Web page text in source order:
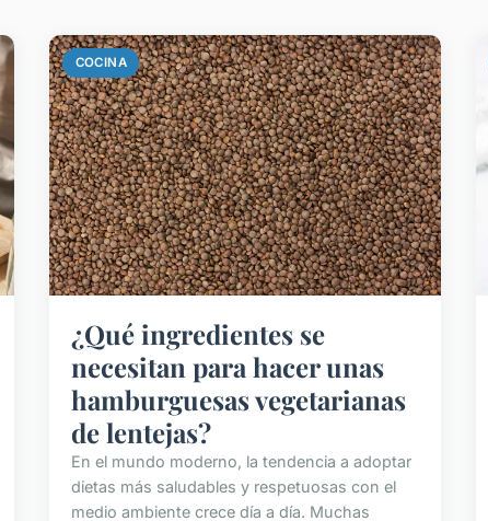
COCINA
¿Qué ingredientes se
necesitan para hacer unas
hamburguesas vegetarianas
de lentejas?
En el mundo moderno, la tendencia a adoptar
dietas más saludables y respetuosas con el
medio ambiente crece día a día. Muchas